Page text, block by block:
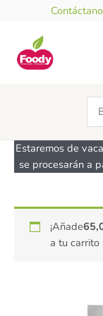
contenido
for:
Estaremos de
se procesarán a
¡Añade
a tu
Lecitina
de
Girasol